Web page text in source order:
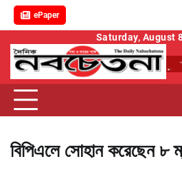
ePaper
content
Saturday, August
বিপিএলে সোহান করেছেন ৮